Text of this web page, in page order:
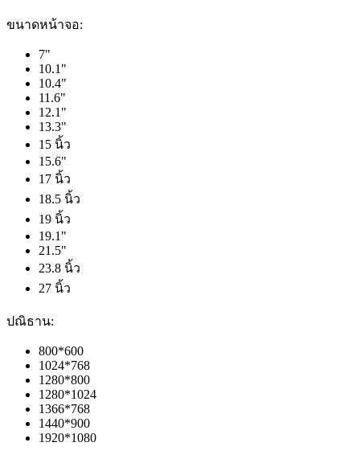
ขนาดหน้าจอ:
7"
10.1"
10.4"
11.6"
12.1"
13.3"
15 นิ้ว
15.6"
17 นิ้ว
18.5 นิ้ว
19 นิ้ว
19.1"
21.5"
23.8 นิ้ว
27 นิ้ว
ปณิธาน:
800*600
1024*768
1280*800
1280*1024
1366*768
1440*900
1920*1080